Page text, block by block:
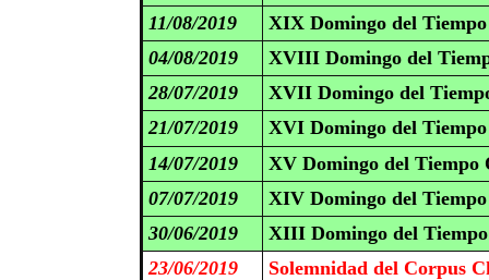
11/08/2019
XIX Domingo del
04/08/2019
XVIII Domingo del
28/07/2019
XVII Domingo del
21/07/2019
XVI Domingo del
14/07/2019
XV Domingo del
07/07/2019
XIV Domingo del
30/06/2019
XIII Domingo del
23/06/2019
Solemnidad del Corpus